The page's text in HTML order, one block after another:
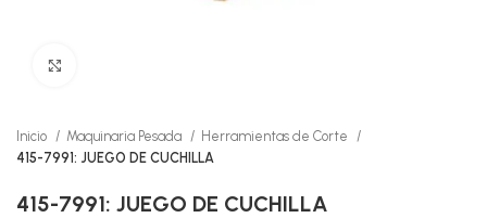
Inicio Maquinaria Pesada
Herramientas de Corte
415-7991: JUEGO DE CUCHILLA
415-7991: JUEGO DE CUCHILLA